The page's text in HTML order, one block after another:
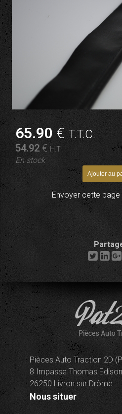
65.90 €T.T.C.
54.92 €H.T.
En stock
Envoyer cette page
Pièces Auto Traction 2D
8 Impasse Thomas
26250 Livron sur Drôme
Nous situer